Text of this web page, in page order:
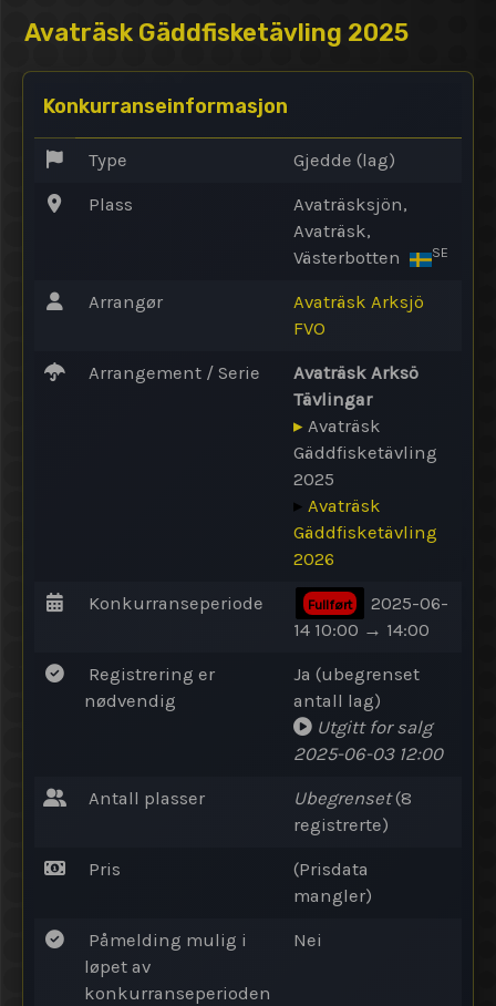
Avaträsk Gäddfisketävling 2025
Konkurranseinformasjon
Type Gjedde (lag)
Plass
Avaträsksjön,
Avaträsk,
Västerbotten
SE
Arrangør
Avaträsk Arksjö
FVO
Arrangement / Serie
Avaträsk Arksö
Tävlingar
▸ Avaträsk
Gäddfisketävling
2025
▸ Avaträsk
Gäddfisketävling
2026
Konkurranseperiode Fullført
2025-06-
14 10:00 → 14:00
Registrering er
nødvendig
Ja (ubegrenset
antall lag)
Utgitt for salg
2025-06-03 12:00
Antall plasser Ubegrenset(8
registrerte)
Pris
(Prisdata
mangler)
Påmelding mulig i
løpet av
konkurranseperioden
Nei